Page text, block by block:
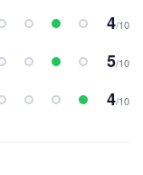
4/10
5/10
4/10